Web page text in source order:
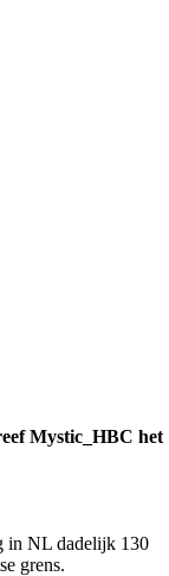
Mystic_HBC het
in NL dadelijk 130
grens.